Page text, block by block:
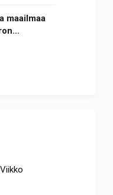
maailmaa